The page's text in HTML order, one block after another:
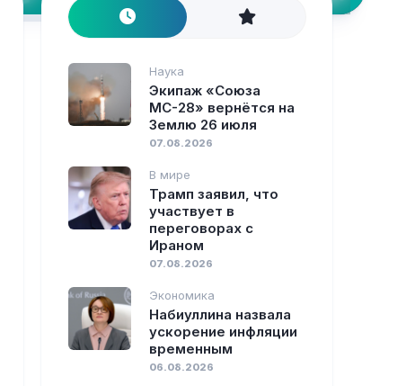
Наука
Экипаж «Союза
МС-28» вернётся на
Землю 26 июля
07.08.2026
В мире
Трамп заявил, что
участвует в
переговорах с
Ираном
07.08.2026
Экономика
Набиуллина назвала
ускорение инфляции
временным
06.08.2026